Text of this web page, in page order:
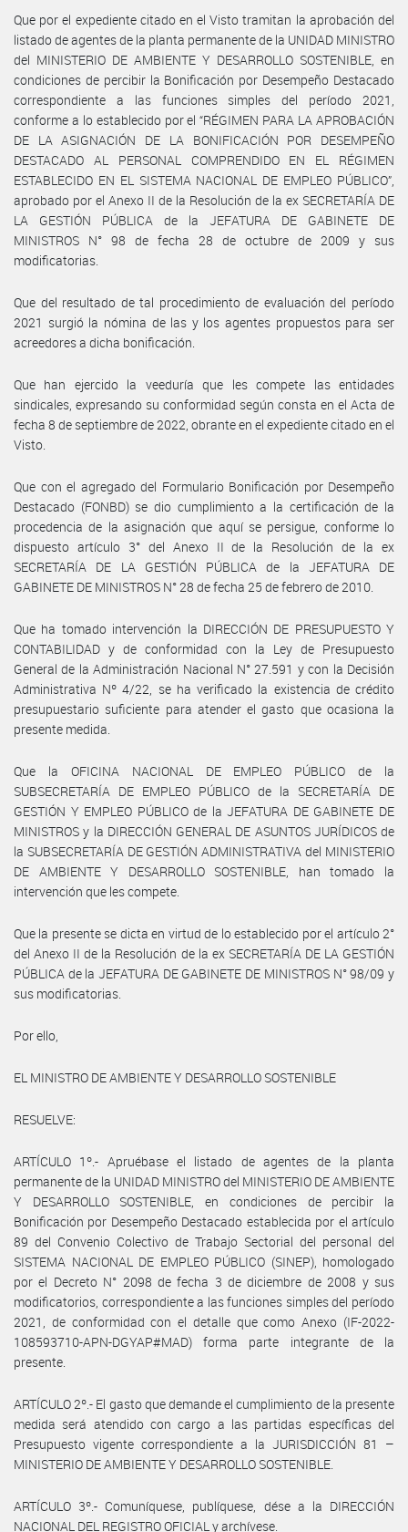
Que por el expediente citado en el Visto tramitan la aprobación del
listado de agentes de la planta permanente de la UNIDAD MINISTRO
del MINISTERIO DE AMBIENTE Y DESARROLLO SOSTENIBLE, en
condiciones de percibir la Bonificación por Desempeño Destacado
correspondiente a las funciones simples del período 2021,
conforme a lo establecido por el “RÉGIMEN PARA LA APROBACIÓN
DE LA ASIGNACIÓN DE LA BONIFICACIÓN POR DESEMPEÑO
DESTACADO AL PERSONAL COMPRENDIDO EN EL RÉGIMEN
ESTABLECIDO EN EL SISTEMA NACIONAL DE EMPLEO PÚBLICO”,
aprobado por el Anexo II de la Resolución de la ex SECRETARÍA DE
LA GESTIÓN PÚBLICA de la JEFATURA DE GABINETE DE
MINISTROS N° 98 de fecha 28 de octubre de 2009 y sus
modificatorias.
Que del resultado de tal procedimiento de evaluación del período
2021 surgió la nómina de las y los agentes propuestos para ser
acreedores a dicha bonificación.
Que han ejercido la veeduría que les compete las entidades
sindicales, expresando su conformidad según consta en el Acta de
fecha 8 de septiembre de 2022, obrante en el expediente citado en el
Visto.
Que con el agregado del Formulario Bonificación por Desempeño
Destacado (FONBD) se dio cumplimiento a la certificación de la
procedencia de la asignación que aquí se persigue, conforme lo
dispuesto artículo 3° del Anexo II de la Resolución de la ex
SECRETARÍA DE LA GESTIÓN PÚBLICA de la JEFATURA DE
GABINETE DE MINISTROS N° 28 de fecha 25 de febrero de 2010.
Que ha tomado intervención la DIRECCIÓN DE PRESUPUESTO Y
CONTABILIDAD y de conformidad con la Ley de Presupuesto
General de la Administración Nacional N° 27.591 y con la Decisión
Administrativa Nº 4/22, se ha verificado la existencia de crédito
presupuestario suficiente para atender el gasto que ocasiona la
presente medida.
Que la OFICINA NACIONAL DE EMPLEO PÚBLICO de la
SUBSECRETARÍA DE EMPLEO PÚBLICO de la SECRETARÍA DE
GESTIÓN Y EMPLEO PÚBLICO de la JEFATURA DE GABINETE DE
MINISTROS y la DIRECCIÓN GENERAL DE ASUNTOS JURÍDICOS de
la SUBSECRETARÍA DE GESTIÓN ADMINISTRATIVA del MINISTERIO
DE AMBIENTE Y DESARROLLO SOSTENIBLE, han tomado la
intervención que les compete.
Que la presente se dicta en virtud de lo establecido por el artículo 2°
del Anexo II de la Resolución de la ex SECRETARÍA DE LA GESTIÓN
PÚBLICA de la JEFATURA DE GABINETE DE MINISTROS N° 98/09 y
sus modificatorias.
Por ello,
EL MINISTRO DE AMBIENTE Y DESARROLLO SOSTENIBLE
RESUELVE:
ARTÍCULO 1º.- Apruébase el listado de agentes de la planta
permanente de la UNIDAD MINISTRO del MINISTERIO DE AMBIENTE
Y DESARROLLO SOSTENIBLE, en condiciones de percibir la
Bonificación por Desempeño Destacado establecida por el artículo
89 del Convenio Colectivo de Trabajo Sectorial del personal del
SISTEMA NACIONAL DE EMPLEO PÚBLICO (SINEP), homologado
por el Decreto N° 2098 de fecha 3 de diciembre de 2008 y sus
modificatorios, correspondiente a las funciones simples del período
2021, de conformidad con el detalle que como Anexo (IF-2022-
108593710-APN-DGYAP#MAD) forma parte integrante de la
presente.
ARTÍCULO 2º.- El gasto que demande el cumplimiento de la presente
medida será atendido con cargo a las partidas específicas del
Presupuesto vigente correspondiente a la JURISDICCIÓN 81 –
MINISTERIO DE AMBIENTE Y DESARROLLO SOSTENIBLE.
ARTÍCULO 3º.- Comuníquese, publíquese, dése a la DIRECCIÓN
NACIONAL DEL REGISTRO OFICIAL y archívese.